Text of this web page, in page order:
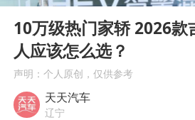
周末打虎 宋
Play
10万级热门家轿 2026款
人应该怎么选？
声明：个人原创，仅供参考
天天汽车
辽宁